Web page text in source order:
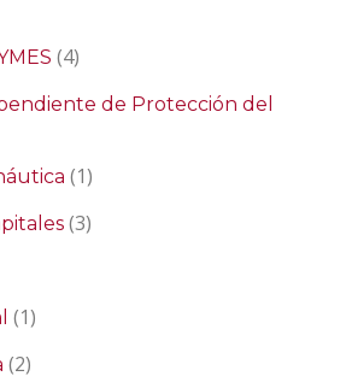
(4)
de Protección del
(1)
(3)
(1)
(2)